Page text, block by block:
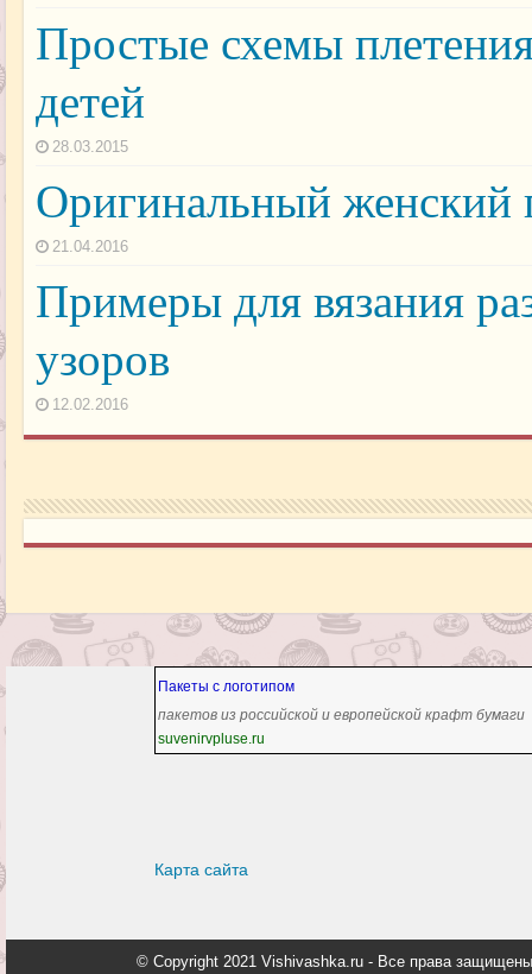
Простые схемы
детей
28.03.2015
Оригинальный женский
21.04.2016
Примеры для вязания
узоров
12.02.2016
Пакеты с логотипом
пакетов из российской и европейской крафт бумаги
suvenirvpluse.ru
Карта сайта
© Copyright 2021 Vishivashka.ru - Все права